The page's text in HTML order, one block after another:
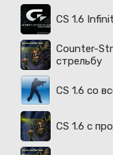
CS 1.6
Counter-
стрельбу
CS 1.6 со
CS 1.6 с